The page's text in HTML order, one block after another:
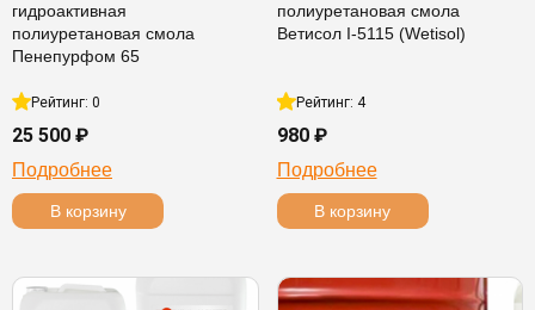
гидроактивная
полиуретановая смола
Пенепурфом 65
Рейтинг: 0
25 500 ₽
Подробнее
В корзину
полиуретановая смола
Ветисол I-5115 (Wetisol)
Рейтинг: 4
980 ₽
Подробнее
В корзину